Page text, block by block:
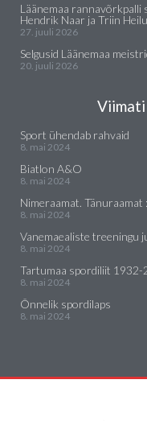
Läänemaa
Hendrik Naar ja Triin Heilu
27. juuli 2026
Selgusid Läänemaa
20. juuli 2026
Sport ühendab rahvaid
8. mai 2024
Biatlon A&O
8. mai 2024
Nimeraamat.
8. mai 2024
Vanemaealiste treeningu
8. mai 2024
Tartumaa spordiliit 1932-
8. mai 2024
Õnnelik spordilaps
8. mai 2024